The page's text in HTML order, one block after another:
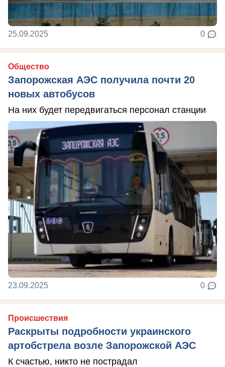
25.09.2025 0
Общество
Запорожская АЭС получила почти 20
новых автобусов
На них будет передвигаться персонал станции
23.09.2025 0
Происшествия
Раскрыты подробности украинского
артобстрела возле Запорожской АЭС
К счастью, никто не пострадал